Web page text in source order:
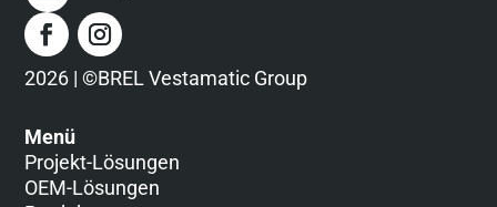
2026 | ©BREL Vestamatic Group
Menü
Projekt-Lösungen
OEM-Lösungen